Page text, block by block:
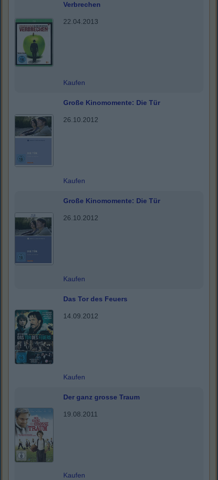
Verbrechen
22.04.2013
Kaufen
Große Kinomomente: Die Tür
26.10.2012
Kaufen
Große Kinomomente: Die Tür
26.10.2012
Kaufen
Das Tor des Feuers
14.09.2012
Kaufen
Der ganz grosse Traum
19.08.2011
Kaufen